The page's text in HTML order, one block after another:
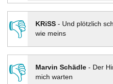
👎
KRiSS- Und plötzlich
wie meins
👎 Marvin Schädle- Der
mich warten